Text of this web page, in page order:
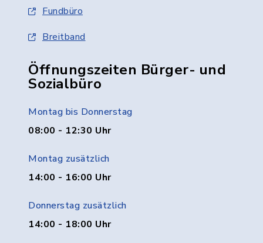
Fundbüro
Breitband
Öffnungszeiten Bürger- und
Sozialbüro
Montag bis Donnerstag
08:00 - 12:30 Uhr
Montag zusätzlich
14:00 - 16:00 Uhr
Donnerstag zusätzlich
14:00 - 18:00 Uhr